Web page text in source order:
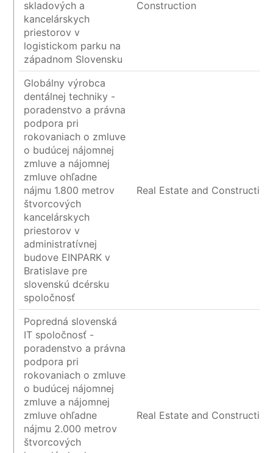
skladových a
kancelárskych
priestorov v
logistickom parku na
západnom Slovensku
Construction
Globálny výrobca
dentálnej techniky -
poradenstvo a právna
podpora pri
rokovaniach o zmluve
o budúcej nájomnej
zmluve a nájomnej
zmluve ohľadne
nájmu 1.800 metrov
štvorcových
kancelárskych
priestorov v
administratívnej
budove EINPARK v
Bratislave pre
slovenskú dcérsku
spoločnosť
Real Estate and Construction
Popredná slovenská
IT spoločnosť -
poradenstvo a právna
podpora pri
rokovaniach o zmluve
o budúcej nájomnej
zmluve a nájomnej
zmluve ohľadne
nájmu 2.000 metrov
štvorcových
Real Estate and Construction